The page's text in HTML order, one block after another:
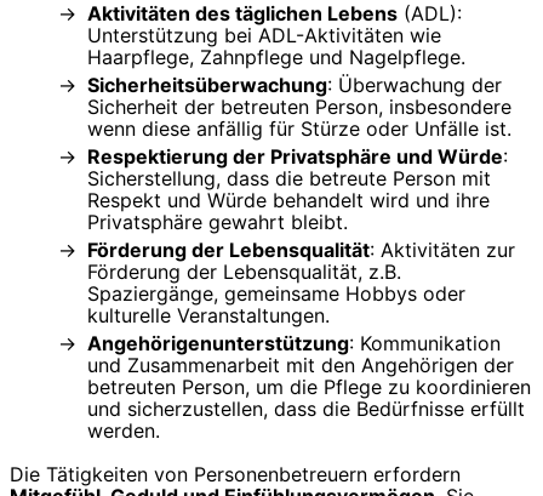
Aktivitäten des täglichen Lebens (ADL):
Unterstützung bei ADL-Aktivitäten wie
Haarpflege, Zahnpflege und Nagelpflege.
Sicherheitsüberwachung: Überwachung der
Sicherheit der betreuten Person, insbesondere
wenn diese anfällig für Stürze oder Unfälle ist.
Respektierung der Privatsphäre und Würde:
Sicherstellung, dass die betreute Person mit
Respekt und Würde behandelt wird und ihre
Privatsphäre gewahrt bleibt.
Förderung der Lebensqualität: Aktivitäten zur
Förderung der Lebensqualität, z.B.
Spaziergänge, gemeinsame Hobbys oder
kulturelle Veranstaltungen.
Angehörigenunterstützung: Kommunikation
und Zusammenarbeit mit den Angehörigen der
betreuten Person, um die Pflege zu koordinieren
und sicherzustellen, dass die Bedürfnisse erfüllt
werden.
Die Tätigkeiten von Personenbetreuern erfordern